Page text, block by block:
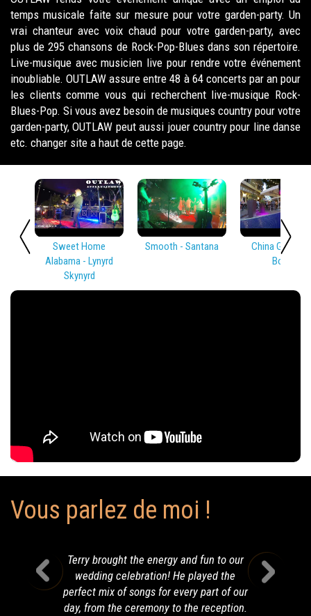
temps musicale faite sur mesure pour votre garden-party. Un
vrai chanteur avec voix chaud pour votre garden-party, avec
plus de 295 chansons de Rock-Pop-Blues dans son répertoire.
Live-musique avec musicien live pour rendre votre événement
inoubliable. OUTLAW assure entre 48 à 64 concerts par an pour
les clients comme vous qui recherchent live-musique Rock-
Blues-Pop. Si vous avez besoin de musiques country pour votre
garden-party, OUTLAW peut aussi jouer country pour line danse
etc. changer site a haut de cette page.
Sweet Home
Alabama - Lynyrd
Skynyrd
Smooth - Santana
China Girl -
Bowie
Vous parlez de moi !
Terry brought the energy and fun to our
wedding celebration! He played the
perfect mix of songs for every part of our
day, from the ceremony to the reception.